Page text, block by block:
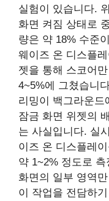
실험이 있습니다.
화면 켜짐 상태로
량은 약 18% 수준
웨이즈 온 디스플
젯을 통해 스코어
4~5%에 그쳤습니
리밍이 백그라운드
잠금 화면 위젯의
는 사실입니다. 실
이즈 온 디스플레
약 1~2% 정도로
화면의 일부 영역
이 작업을 전담하